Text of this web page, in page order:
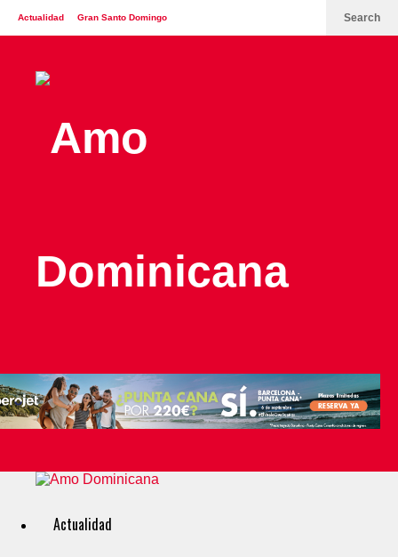
Actualidad Gran Santo Domingo
Contáctenos
Search
Actualidad